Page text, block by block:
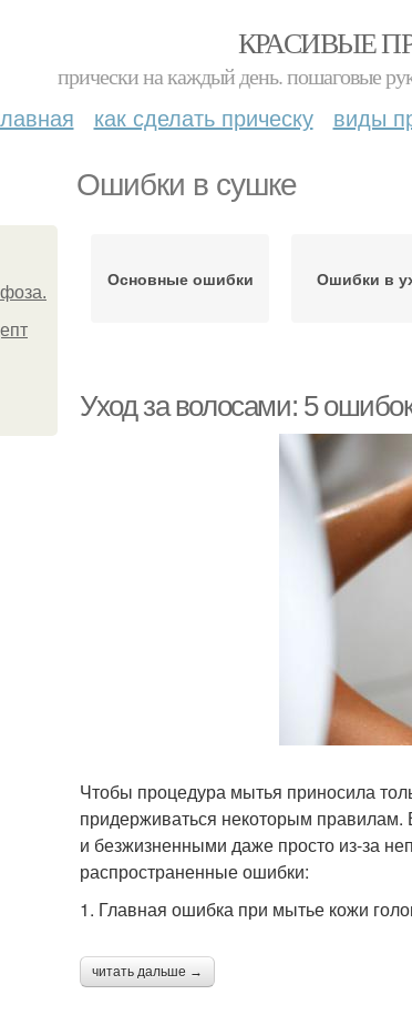
КРАСИВЫЕ
прически на каждый день. пошаговые
как сделать прическу виды
Ошибки в сушке
Основные ошибки Ошибки в
Уход за волосами: 5
Чтобы процедура мытья приносила
придерживаться некоторым правилам.
и безжизненными даже просто из-за
распространенные ошибки:
1. Главная ошибка при мытье кожи
читать дальше →